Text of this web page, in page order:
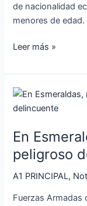
de nacionalidad
menores de
Leer más »
En
peligroso
A1 PRINCIPAL,
Fuerzas Armadas
En
Esmeraldas,
detienen
a
peligroso
delincuente